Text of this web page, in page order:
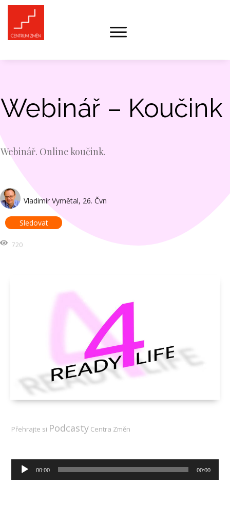
Webinář – Koučink
Webinář. Online koučink.
Vladimír Vymětal, 26. Čvn
Sledovat
720
Přehrajte si Podcasty Centra Změn
Audio
přehrávač
00:00 00:00